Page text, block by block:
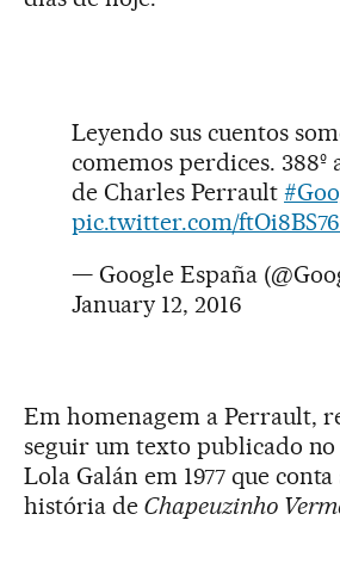
Leyendo sus cuentos
comemos perdices. 388º
de Charles Perrault
pic.twitter.com/
— Google España
January 12, 2016
Em homenagem a Perrault,
seguir um texto publicado no
Lola Galán em 1977 que
história deChapeuzinho